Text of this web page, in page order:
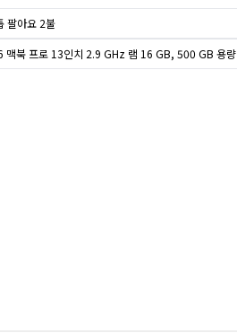
팔아요 2불
북 프로 13인치 2.9 GHz 램 16 GB, 500 GB 용량